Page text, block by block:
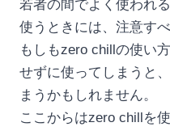
若者の間でよく使われ
使うときには、注意す
もしもzero chillの使い
せずに使ってしまうと
まうかもしれません。
ここからはzero chillを